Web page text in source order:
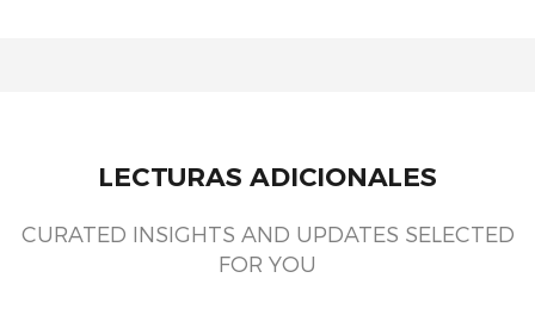
LECTURAS ADICIONALES
CURATED INSIGHTS AND UPDATES SELECTED
FOR YOU